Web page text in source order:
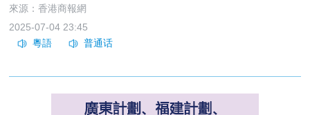
來源：香港商報網
2025-07-04 23:45